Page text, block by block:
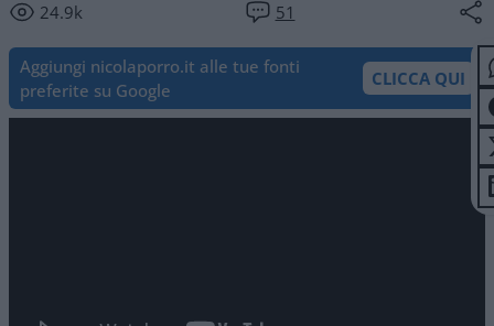
24.9k 51
Aggiungi nicolaporro.it alle tue fonti
preferite su Google
CLICCA QUI